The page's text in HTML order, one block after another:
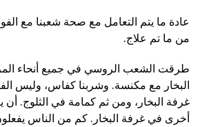
عادة ما يتم التعامل مع صحة شعبنا مع
من ما تم علاج.
طرقت الشعب الروسي في جميع أنحاء
البخار مع مكنسة. وشربنا كفاس، وليس
غرفة البخار، ومن ثم كمامة في الثلوج. أن
أخرى في غرفة البخار. كم من الناس